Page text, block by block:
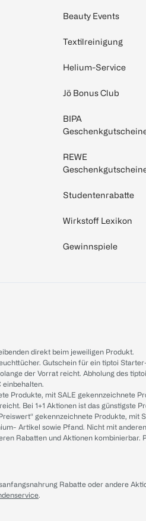
Beauty Events
Textilreinigung
Helium-Service
Jö Bonus Club
BIPA
REWE
Studentenrabatte
Wirkstoff Lexikon
Gewinnspiele
direkt beim jeweiligen Produkt.
Gutschein für ein tiptoi
der Vorrat reicht. Abholung des
Produkte, mit SALE
Bei 1+1 Aktionen ist das günstigste
gekennzeichnete Produkte,
Artikel sowie Pfand. Nicht mit
Rabatten und Aktionen
Rabatte oder andere
.